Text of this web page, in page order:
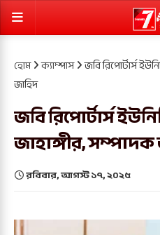
হোম ক্যাম্পাস জবি রিপোর্টার্স
জাহিদ
জবি রিপোর্টার্স
জাহাঙ্গীর,
রবিবার, আগস্ট ১৭, ২০২৫